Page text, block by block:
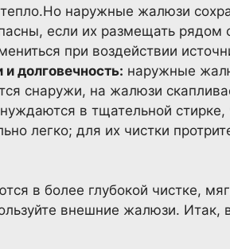
наружные жалюзи
если их размещать рядом
при воздействии
и долговечность: наружные
снаружи, на жалюзи
в тщательной
легко; для их чистки
в более глубокой чистке,
внешние жалюзи.